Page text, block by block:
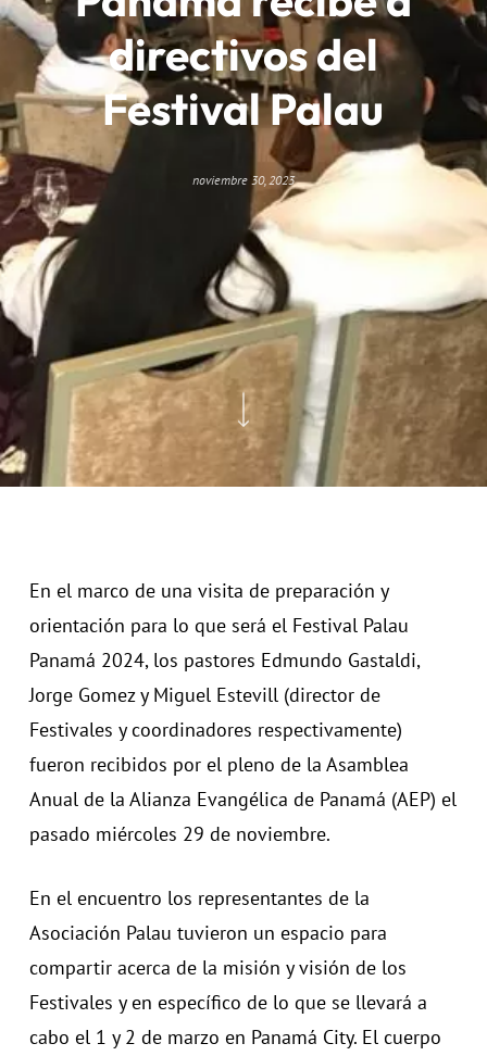
directivos del
Festival Palau
noviembre 30, 2023
En el marco de una visita de preparación y
orientación para lo que será el Festival Palau
Panamá 2024, los pastores Edmundo Gastaldi,
Jorge Gomez y Miguel Estevill (director de
Festivales y coordinadores respectivamente)
fueron recibidos por el pleno de la Asamblea
Anual de la Alianza Evangélica de Panamá (AEP) el
pasado miércoles 29 de noviembre.
En el encuentro los representantes de la
Asociación Palau tuvieron un espacio para
compartir acerca de la misión y visión de los
Festivales y en específico de lo que se llevará a
cabo el 1 y 2 de marzo en Panamá City. El cuerpo